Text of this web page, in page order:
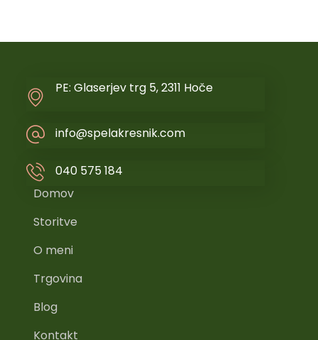
PE: Glaserjev trg 5, 2311 Hoče
info@spelakresnik.com
040 575 184
Domov
Storitve
O meni
Trgovina
Blog
Kontakt